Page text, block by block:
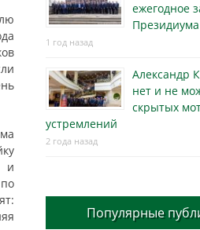
и
ежегодное
1 год назад
Александр
нет и не
скрытых
устремлений
2 года назад
Популярные